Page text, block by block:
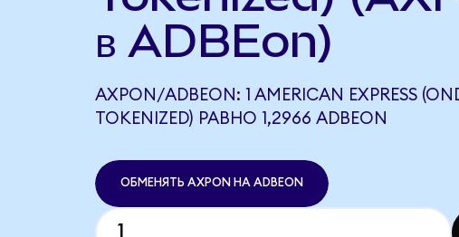
в ADBEon)
AXPON/ADBEON: 1 AMERICAN EXPRESS
TOKENIZED) РАВНО 1,2966 ADBEON
ОБМЕНЯТЬ AXPON НА ADBEON